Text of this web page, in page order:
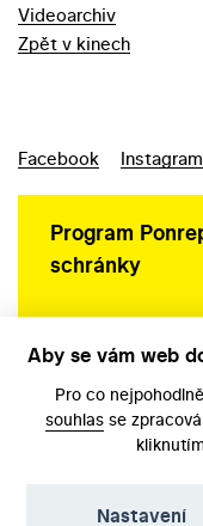
Videoarchiv
Zpět v kinech
Facebook Instagram
Program
schránky
Aby se vám web
Pro co
souhlas se
Nastavení